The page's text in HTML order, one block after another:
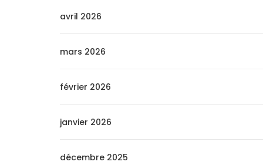
avril 2026
mars 2026
février 2026
janvier 2026
décembre 2025